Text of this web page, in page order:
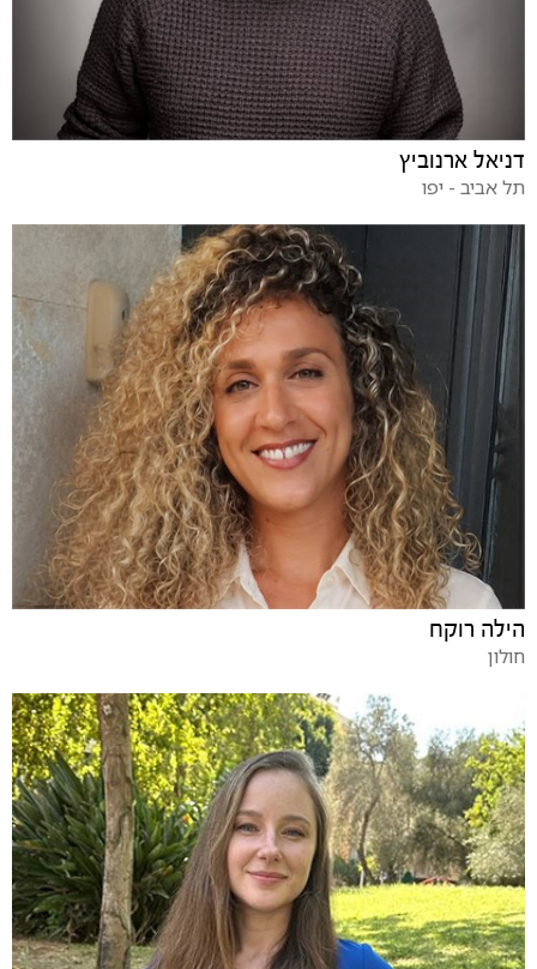
דניאל ארנוביץ
תל אביב - יפו
הילה רוקח
חולון